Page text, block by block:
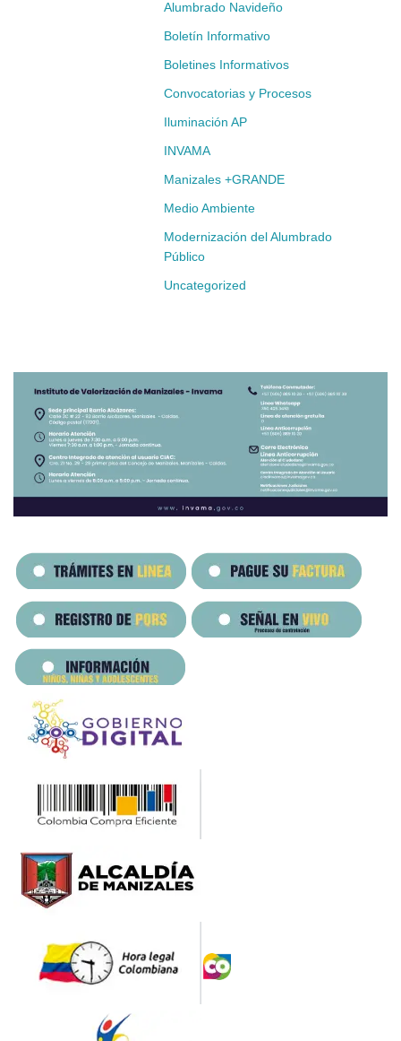
Alumbrado Navideño
Boletín Informativo
Boletines Informativos
Convocatorias y Procesos
Iluminación AP
INVAMA
Manizales +GRANDE
Medio Ambiente
Modernización del Alumbrado
Público
Uncategorized